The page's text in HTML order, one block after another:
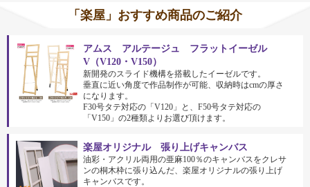
「楽屋」おすすめ商品のご紹介
アムス アルテージュ フラットイーゼル
V（V120・V150）
新開発のスライド機構を搭載したイーゼルです。
垂直に近い角度で作品制作が可能、収納時はcmの厚さ
になります。
F30号タテ対応の「V120」と、F50号タテ対応の
「V150」の2種類よりお選び頂けます。
楽屋オリジナル 張り上げキャンバス
油彩・アクリル両用の亜麻100％のキャンバスをクレサ
ンの桐木枠に張り込んだ、楽屋オリジナルの張り上げ
キャンバスです。